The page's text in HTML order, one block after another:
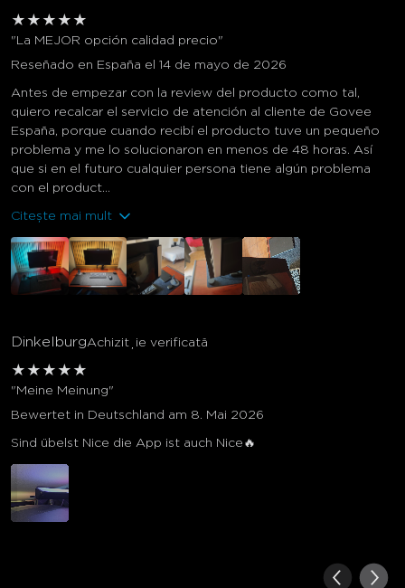
★ ★ ★ ★ ★
"La MEJOR opción calidad precio"
Reseñado en España el 14 de mayo de 2026
Antes de empezar con la review del producto como tal,
quiero recalcar el servicio de atención al cliente de Govee
España, porque cuando recibí el producto tuve un pequeño
problema y me lo solucionaron en menos de 48 horas. Así
que si en el futuro cualquier persona tiene algún problema
con el product...
Citește mai mult
DinkelburgAchiziție verificată
★ ★ ★ ★ ★
"Meine Meinung"
Bewertet in Deutschland am 8. Mai 2026
Sind übelst Nice die App ist auch Nice🔥